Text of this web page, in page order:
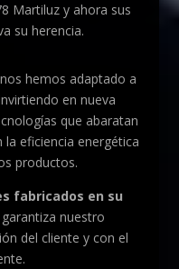
Martiluz y ahora sus
su herencia.
hemos adaptado a
en nueva
que abaratan
eficiencia energética
productos.
fabricados en su
nuestro
del cliente y con el